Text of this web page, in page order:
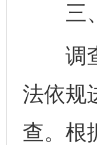
三、
调查
法依规
查。根